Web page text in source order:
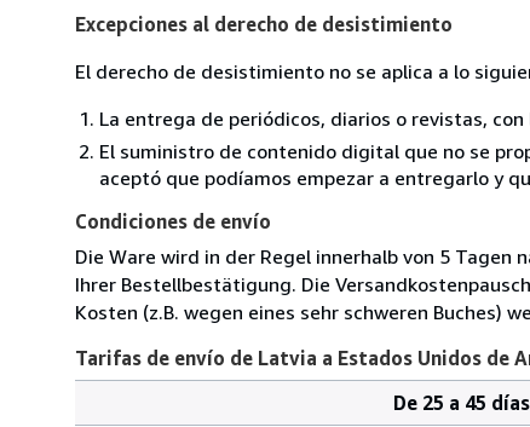
Excepciones al derecho de desistimiento
El derecho de desistimiento no se aplica a lo
La entrega de periódicos, diarios o revistas,
El suministro de contenido digital que no se
aceptó que podíamos empezar a entregarlo y
Condiciones de envío
Die Ware wird in der Regel innerhalb von 5
Ihrer Bestellbestätigung. Die
Kosten (z.B. wegen eines sehr schweren Buches)
Tarifas de envío de Latvia a Estados Unidos de
De 25 a 45